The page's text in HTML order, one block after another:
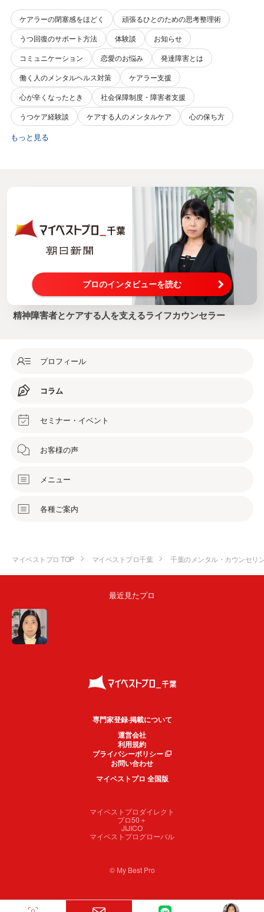
ケアラーの閉塞感をほどく
頑張るひとのための思考整理術
うつ回復のサポート方法
体験談
お知らせ
コミュニケーション
恋愛のお悩み
発達障害とは
働く人のメンタルヘルス対策
ケアラー支援
心が辛くなったとき
社会保障制度・障害者支援
うつケア経験談
ケアする人のメンタルケア 心の保ち方
もっと見る
プロのインタビューを読む
精神障害者とケアする人を支えるライフカウンセラー
プロフィール
コラム
セミナー・イベント
お客様の声
メニュー
各種ご案内
マイベストプロ TOP マイベストプロ千葉 千葉のメンタル・カウンセリ
最近見たプロ
専門家登録·掲載について
運営会社
利用規約
プライバシーポリシー
お問い合わせ
マイベストプロ 全国版
マイベストプロダイレクト
プロ50＋
JIJICO
マイベストプログローバル
© My Best Pro